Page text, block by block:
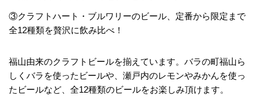
③クラフトハート・ブルワリーのビール、定番から限定まで
全12種類を贅沢に飲み比べ！
福山由来のクラフトビールを揃えています。バラの町福山ら
しくバラを使ったビールや、瀬戸内のレモンやみかんを使っ
たビールなど、全12種類のビールをお楽しみ頂けます。